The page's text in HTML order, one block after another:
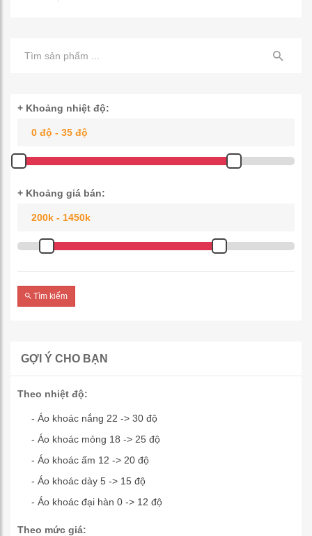
+ Khoảng nhiệt độ:
+ Khoảng giá bán:
Tìm kiếm
GỢI Ý CHO BẠN
Theo nhiệt độ:
- Áo khoác nắng 22 -> 30 độ
- Áo khoác mỏng 18 -> 25 độ
- Áo khoác ấm 12 -> 20 độ
- Áo khoác dày 5 -> 15 độ
- Áo khoác đại hàn 0 -> 12 độ
Theo mức giá: